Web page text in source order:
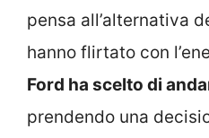
pensa all’alternativa
hanno flirtato con
Ford ha scelto di
prendendo una